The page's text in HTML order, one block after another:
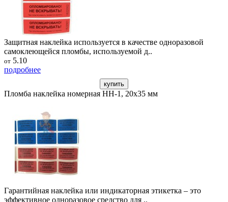
Защитная наклейка используется в качестве одноразовой
самоклеющейся пломбы, используемой д..
от 5.10
подробнее
купить
Пломба наклейка номерная НН-1, 20x35 мм
Гарантийная наклейка или индикаторная этикетка – это
эффективное одноразовое средство для ..